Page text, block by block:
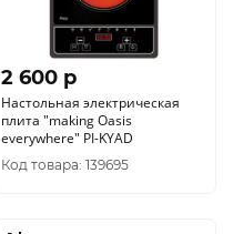
2 600 p
Настольная электрическая
плита "making Oasis
everywhere" PI-KYAD
Код товара: 139695